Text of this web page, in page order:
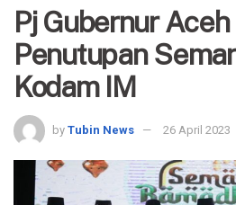
Pj Gubernur
Penutupan
Kodam IM
by Tubin News 26 April 2023